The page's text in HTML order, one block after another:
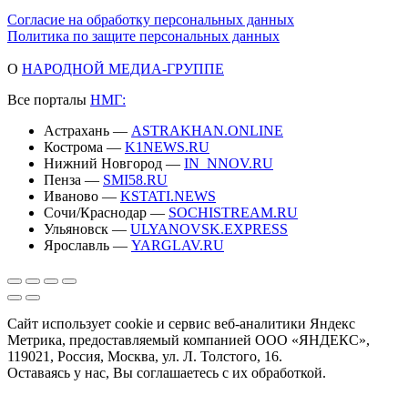
Согласие на обработку персональных данных
Политика по защите персональных данных
О НАРОДНОЙ МЕДИА-ГРУППЕ
Все порталы НМГ:
Астрахань — ASTRAKHAN.ONLINE
Кострома — K1NEWS.RU
Нижний Новгород — IN_NNOV.RU
Пенза — SMI58.RU
Иваново — KSTATI.NEWS
Сочи/Краснодар — SOCHISTREAM.RU
Ульяновск — ULYANOVSK.EXPRESS
Ярославль — YARGLAV.RU
Сайт использует cookie и сервис веб-аналитики Яндекс
Метрика, предоставляемый компанией ООО «ЯНДЕКС»,
119021, Россия, Москва, ул. Л. Толстого, 16.
Оставаясь у нас, Вы соглашаетесь с их обработкой.